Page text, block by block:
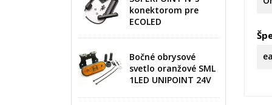
konektorom pre
ECOLED
Bočné obrysové
svetlo oranžové SML
1LED UNIPOINT 24V
add_circle_outline